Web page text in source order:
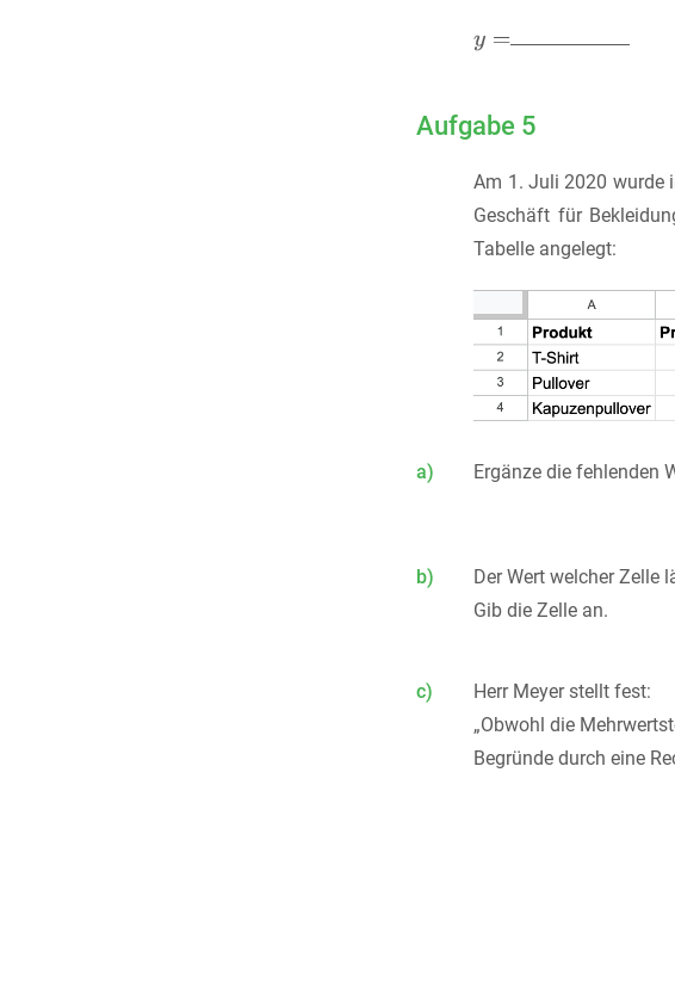
Aufgabe 5
Am 1. Juli 2020 wurde
Geschäft für
Tabelle angelegt:
a) Ergänze die fehlenden
b)
Der Wert welcher Zelle
Gib die Zelle an.
c)
Herr Meyer stellt fest:
„Obwohl die
Begründe durch eine